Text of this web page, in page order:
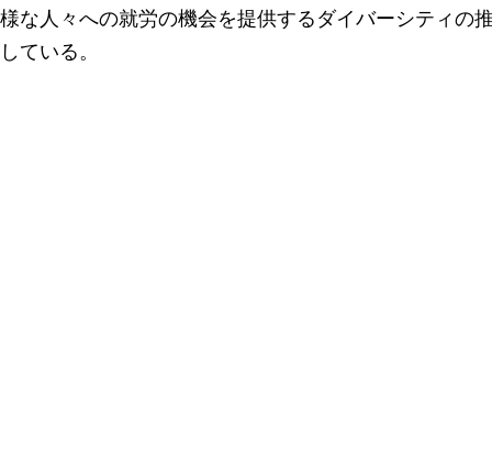
様な人々への就労の機会を提供するダイバーシティの
している。